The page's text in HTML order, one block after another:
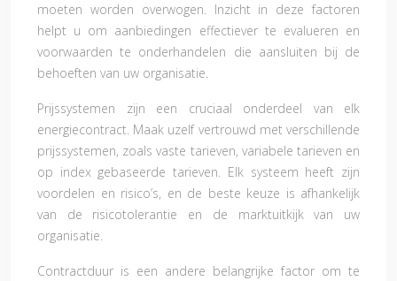
moeten worden overwogen. Inzicht in deze factoren
helpt u om aanbiedingen effectiever te evalueren en
voorwaarden te onderhandelen die aansluiten bij de
behoeften van uw organisatie.
Prijssystemen zijn een cruciaal onderdeel van elk
energiecontract. Maak uzelf vertrouwd met verschillende
prijssystemen, zoals vaste tarieven, variabele tarieven en
op index gebaseerde tarieven. Elk systeem heeft zijn
voordelen en risico’s, en de beste keuze is afhankelijk
van de risicotolerantie en de marktuitkijk van uw
organisatie.
Contractduur is een andere belangrijke factor om te